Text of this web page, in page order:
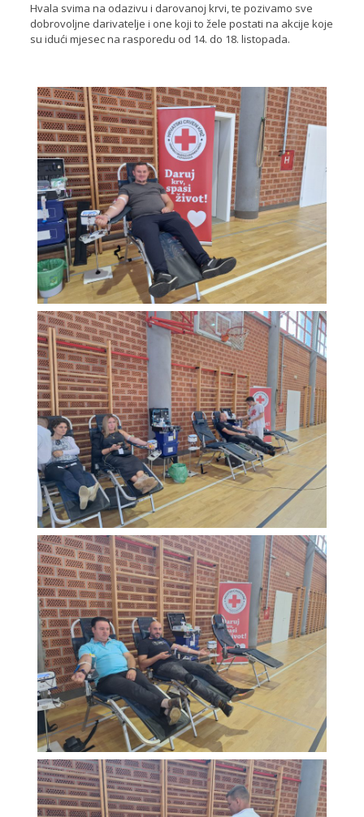
Hvala svima na odazivu i darovanoj krvi, te pozivamo sve
dobrovoljne darivatelje i one koji to žele postati na akcije koje
su idući mjesec na rasporedu od 14. do 18. listopada.